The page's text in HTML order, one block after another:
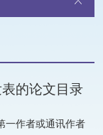
的论文目录
作者或通讯作者